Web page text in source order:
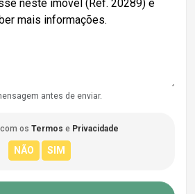
antes de enviar.
os Termos e Privacidade